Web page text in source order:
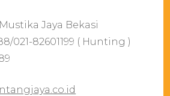
Mewah
Dengan
Taplak
Jaya Bekasi
021-82601199 ( Hunting )